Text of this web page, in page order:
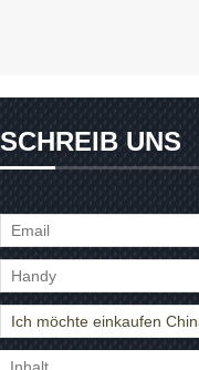
SCHREIB UNS